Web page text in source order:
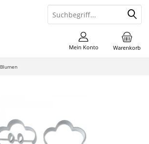
Warenkorb
Mein Konto
Blumen